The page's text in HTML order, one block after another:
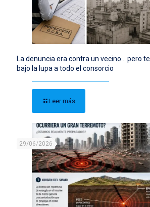
La denuncia era contra un vecino… pero
bajo la lupa a todo el consorcio
Leer más
29/06/2026